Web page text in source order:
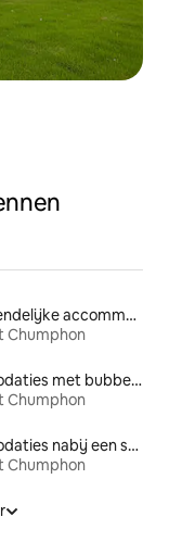
Gezinsvriendelijke accommodaties
Chumphon
Accommodaties met bubbelbad
Chumphon
Accommodaties nabij een strand
Chumphon